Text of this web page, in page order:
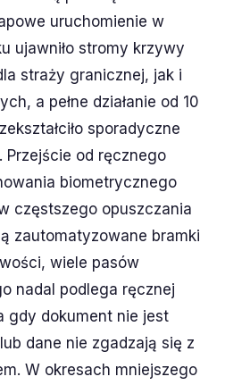
uruchomienie w
ujawniło stromy krzywy
straży granicznej, jak i
a pełne działanie od 10
sporadyczne
Przejście od ręcznego
biometrycznego
częstszego opuszczania
zautomatyzowane bramki
wiele pasów
nadal podlega ręcznej
gdy dokument nie jest
dane nie zgadzają się z
W okresach mniejszego